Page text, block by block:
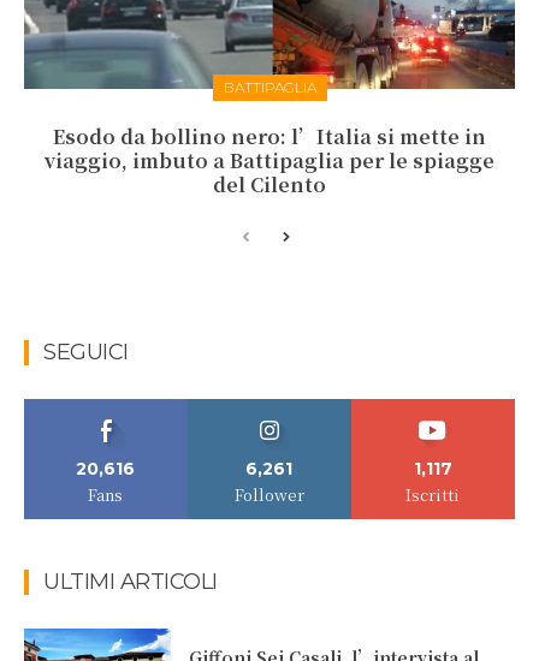
BATTIPAGLIA
Esodo da bollino nero: l’Italia si mette in
viaggio, imbuto a Battipaglia per le spiagge
del Cilento
SEGUICI
20,616
Fans
6,261
Follower
1,117
Iscritti
ULTIMI ARTICOLI